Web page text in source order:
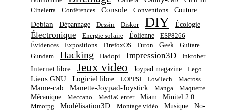
Cinelerra
Conférences Console Conventions Couture
Debian Dépannage Dessin Diskor DIY Écologie
Électronique Energie solaire Éolienne
ESP8266
Évidences
Expositions FirefoxOS Futon Geek
Guitare
Gundam
Hacking Hadopi Impression3D Inktober
Internet libre Jeux video Joypad magazine Lego
Liens GNU Logiciel libre LOPPSI LowTech Macross
Mame-cab Manette-Joypad-Joystick Manga Maquette
Mécanique Meccano MediaCenter Miam Minitel 2.0
Mmorpg Modélisation3D Montage vidéo Musique
No-